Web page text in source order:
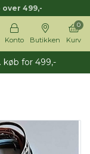
499,-
Konto Butikken Kurv
0
køb for 499,-